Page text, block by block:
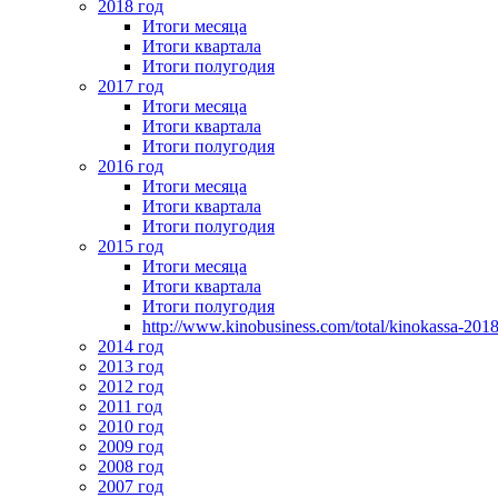
2018 год
Итоги месяца
Итоги квартала
Итоги полугодия
2017 год
Итоги месяца
Итоги квартала
Итоги полугодия
2016 год
Итоги месяца
Итоги квартала
Итоги полугодия
2015 год
Итоги месяца
Итоги квартала
Итоги полугодия
http://www.kinobusiness.com/total/kinokassa-
2014 год
2013 год
2012 год
2011 год
2010 год
2009 год
2008 год
2007 год